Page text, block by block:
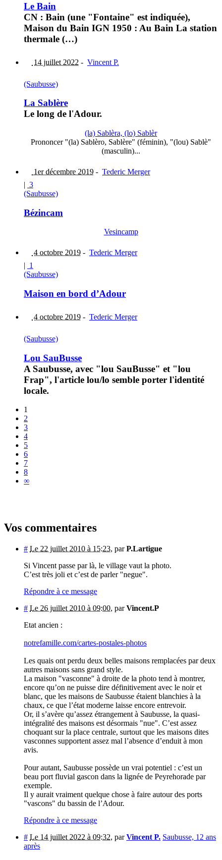
Le Bain
CN : Bain (une "Fontaine" est indiquée),
Maison du Bain IGN 1950 : Au Bain La station
thermale (…)
14 juillet 2022 - Vincent P.
(Saubusse)
La Sablère
Le long de l'Adour.
(la) Sablèra, (lo) Sablèr
Prononcer "(la) Sablèro, Sablère" (féminin), "(lou) Sablè"
(masculin)...
1er décembre 2019 - Tederic Merger
| 3
(Saubusse)
Bézincam
Vesincamp
4 octobre 2019 - Tederic Merger
1
(Saubusse)
Maison en bord d’Adour
4 octobre 2019 - Tederic Merger
(Saubusse)
Lou SauBusse
A Saubusse, avec "lou SauBusse" et "lou
Frap", l'article lou/lo semble porter l'identité
locale.
1
2
3
4
5
6
7
8
∞
Vos commentaires
# Le 22 juillet 2010 à 15:23, parP.Lartigue
Si Vincent passe par là, le village vaut la photo.
C’est très joli et c’est de parler "negue".
Répondre à ce message
# Le 26 juillet 2010 à 09:00, parVincent.P
Etat ancien :
notrefamille.com/cartes-postales-photos
Les quais ont perdu deux belles maisons remplacées par deux
autres maisons sans grand style.
La maison "vasconne" à droite de la photo tend à montrer,
encore qu’on ne puisse dire définitivement avec le noir et
blanc, que les maisons de Saubusse étaient blanchies à la
chaux, ce que l’état moderne laisse encore entrevoir.
Or, il s’avère qu’assez étrangement à Saubusse, la quasi-
intégralité des maisons est désormais "nue". C’est assez
choquant sur la place centrale, surtout que les maisons dites
vasconnes supportent assez mal l’absence d’enduit à mon
avis.
Pour autant, Saubusse possède un vrai potentiel : c’est un
beau port fluvial gascon dans la lignée de Peyrehorade par
exemple.
Il y aurait vraiment quelque chose à faire autour des ports
"vascons" du bassin de l’Adour.
Répondre à ce message
# Le 14 juillet 2022 à 09:32, parVincent P. Saubusse, 12 ans
après